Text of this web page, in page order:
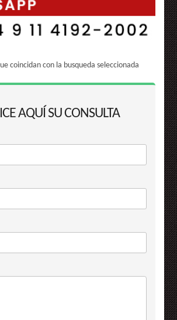
coincidan con la busqueda seleccionada
AQUÍ SU CONSULTA